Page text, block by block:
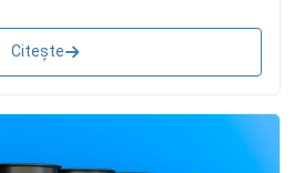
Citește